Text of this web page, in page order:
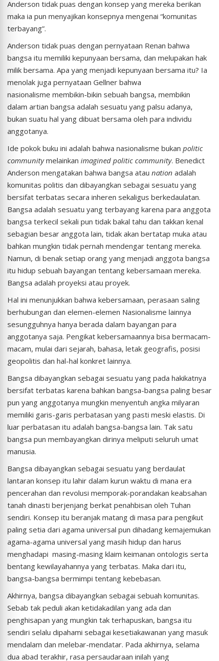
Anderson tidak puas dengan konsep yang mereka berikan
maka ia pun menyajikan konsepnya mengenai “komunitas
terbayang”.
Anderson tidak puas dengan pernyataan Renan bahwa
bangsa itu memiliki kepunyaan bersama, dan melupakan hak
milik bersama. Apa yang menjadi kepunyaan bersama itu? Ia
menolak juga pernyataan Gellner bahwa
nasionalisme membikin-bikin sebuah bangsa, membikin
dalam artian bangsa adalah sesuatu yang palsu adanya,
bukan suatu hal yang dibuat bersama oleh para individu
anggotanya.
Ide pokok buku ini adalah bahwa nasionalisme bukan politic
communitymelainkan imagined politic community. Benedict
Anderson mengatakan bahwa bangsa atau nation adalah
komunitas politis dan dibayangkan sebagai sesuatu yang
bersifat terbatas secara inheren sekaligus berkedaulatan.
Bangsa adalah sesuatu yang terbayang karena para anggota
bangsa terkecil sekali pun tidak bakal tahu dan takkan kenal
sebagian besar anggota lain, tidak akan bertatap muka atau
bahkan mungkin tidak pernah mendengar tentang mereka.
Namun, di benak setiap orang yang menjadi anggota bangsa
itu hidup sebuah bayangan tentang kebersamaan mereka.
Bangsa adalah proyeksi atau proyek.
Hal ini menunjukkan bahwa kebersamaan, perasaan saling
berhubungan dan elemen-elemen Nasionalisme lainnya
sesungguhnya hanya berada dalam bayangan para
anggotanya saja. Pengikat kebersamaannya bisa bermacam-
macam, mulai dari sejarah, bahasa, letak geografis, posisi
geopolitis dan hal-hal konkret lainnya.
Bangsa dibayangkan sebagai sesuatu yang pada hakikatnya
bersifat terbatas karena bahkan bangsa-bangsa paling besar
pun yang anggotanya mungkin menyentuh angka milyaran
memiliki garis-garis perbatasan yang pasti meski elastis. Di
luar perbatasan itu adalah bangsa-bangsa lain. Tak satu
bangsa pun membayangkan dirinya meliputi seluruh umat
manusia.
Bangsa dibayangkan sebagai sesuatu yang berdaulat
lantaran konsep itu lahir dalam kurun waktu di mana era
pencerahan dan revolusi memporak-porandakan keabsahan
tanah dinasti berjenjang berkat penahbisan oleh Tuhan
sendiri. Konsep itu beranjak matang di masa para pengikut
paling setia dari agama universal pun dihadang kemajemukan
agama-agama universal yang masih hidup dan harus
menghadapi masing-masing klaim keimanan ontologis serta
bentang kewilayahannya yang terbatas. Maka dari itu,
bangsa-bangsa bermimpi tentang kebebasan.
Akhirnya, bangsa dibayangkan sebagai sebuah komunitas.
Sebab tak peduli akan ketidakadilan yang ada dan
penghisapan yang mungkin tak terhapuskan, bangsa itu
sendiri selalu dipahami sebagai kesetiakawanan yang masuk
mendalam dan melebar-mendatar. Pada akhirnya, selama
dua abad terakhir, rasa persaudaraan inilah yang